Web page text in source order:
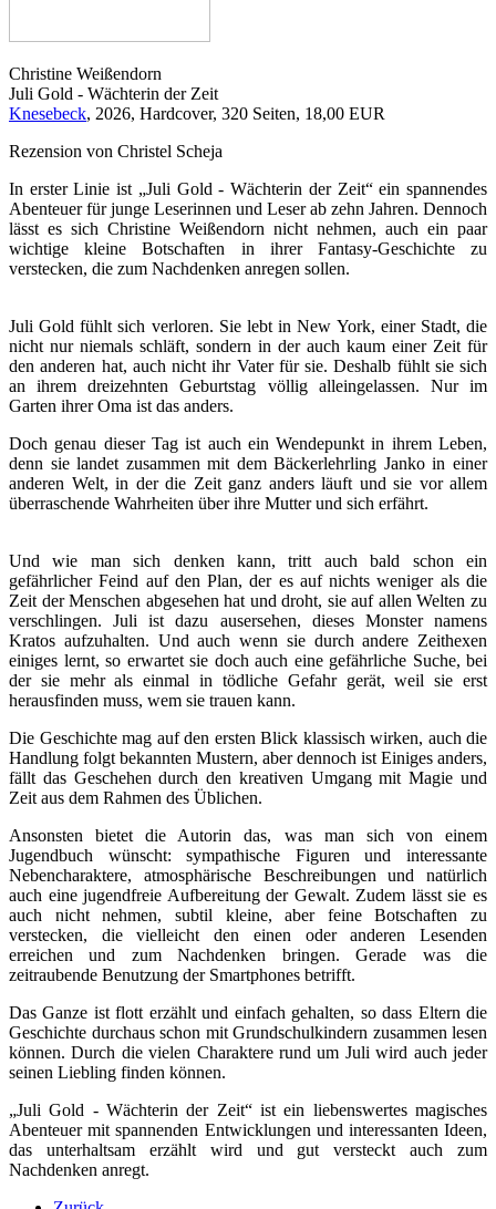
Christine Weißendorn
Juli Gold - Wächterin der Zeit
Knesebeck, 2026, Hardcover, 320 Seiten, 18,00 EUR
Rezension von Christel Scheja
In erster Linie ist „Juli Gold - Wächterin der Zeit“ ein spannendes
Abenteuer für junge Leserinnen und Leser ab zehn Jahren. Dennoch
lässt es sich Christine Weißendorn nicht nehmen, auch ein paar
wichtige kleine Botschaften in ihrer Fantasy-Geschichte zu
verstecken, die zum Nachdenken anregen sollen.
Juli Gold fühlt sich verloren. Sie lebt in New York, einer Stadt, die
nicht nur niemals schläft, sondern in der auch kaum einer Zeit für
den anderen hat, auch nicht ihr Vater für sie. Deshalb fühlt sie sich
an ihrem dreizehnten Geburtstag völlig alleingelassen. Nur im
Garten ihrer Oma ist das anders.
Doch genau dieser Tag ist auch ein Wendepunkt in ihrem Leben,
denn sie landet zusammen mit dem Bäckerlehrling Janko in einer
anderen Welt, in der die Zeit ganz anders läuft und sie vor allem
überraschende Wahrheiten über ihre Mutter und sich erfährt.
Und wie man sich denken kann, tritt auch bald schon ein
gefährlicher Feind auf den Plan, der es auf nichts weniger als die
Zeit der Menschen abgesehen hat und droht, sie auf allen Welten zu
verschlingen. Juli ist dazu ausersehen, dieses Monster namens
Kratos aufzuhalten. Und auch wenn sie durch andere Zeithexen
einiges lernt, so erwartet sie doch auch eine gefährliche Suche, bei
der sie mehr als einmal in tödliche Gefahr gerät, weil sie erst
herausfinden muss, wem sie trauen kann.
Die Geschichte mag auf den ersten Blick klassisch wirken, auch die
Handlung folgt bekannten Mustern, aber dennoch ist Einiges anders,
fällt das Geschehen durch den kreativen Umgang mit Magie und
Zeit aus dem Rahmen des Üblichen.
Ansonsten bietet die Autorin das, was man sich von einem
Jugendbuch wünscht: sympathische Figuren und interessante
Nebencharaktere, atmosphärische Beschreibungen und natürlich
auch eine jugendfreie Aufbereitung der Gewalt. Zudem lässt sie es
auch nicht nehmen, subtil kleine, aber feine Botschaften zu
verstecken, die vielleicht den einen oder anderen Lesenden
erreichen und zum Nachdenken bringen. Gerade was die
zeitraubende Benutzung der Smartphones betrifft.
Das Ganze ist flott erzählt und einfach gehalten, so dass Eltern die
Geschichte durchaus schon mit Grundschulkindern zusammen lesen
können. Durch die vielen Charaktere rund um Juli wird auch jeder
seinen Liebling finden können.
„Juli Gold - Wächterin der Zeit“ ist ein liebenswertes magisches
Abenteuer mit spannenden Entwicklungen und interessanten Ideen,
das unterhaltsam erzählt wird und gut versteckt auch zum
Nachdenken anregt.